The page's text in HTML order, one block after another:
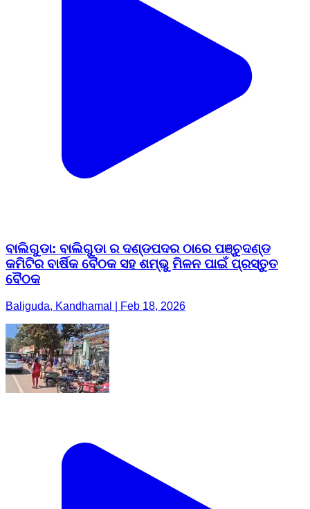
ବାଲିଗୁଡା: ବାଲିଗୁଡା ର ଦଣ୍ଡପଦର ଠାରେ ପଞ୍ଚୁଦଣ୍ଡ
କମିଟିର ବାର୍ଷିକ ବୈଠକ ସହ ଶମ୍ଭୁ ମିଳନ ପାଇଁ ପ୍ରସ୍ତୁତ
ବୈଠକ
Baliguda, Kandhamal | Feb 18, 2026